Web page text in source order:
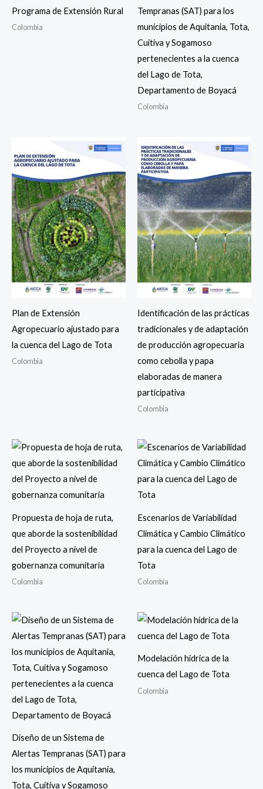
Programa de Extensión Rural
Colombia
Tempranas (SAT) para los
municipios de Aquitania, Tota,
Cuitiva y Sogamoso
pertenecientes a la cuenca
del Lago de Tota,
Departamento de Boyacá
Colombia
Plan de Extensión
Agropecuario ajustado para
la cuenca del Lago de Tota
Colombia
Identificación de las prácticas
tradicionales y de adaptación
de producción agropecuaria
como cebolla y papa
elaboradas de manera
participativa
Colombia
Propuesta de hoja de ruta,
que aborde la sostenibilidad
del Proyecto a nivel de
gobernanza comunitaria
Colombia
Escenarios de Variabilidad
Climática y Cambio Climático
para la cuenca del Lago de
Tota
Colombia
Diseño de un Sistema de
Alertas Tempranas (SAT) para
los municipios de Aquitania,
Tota, Cuitiva y Sogamoso
Modelación hídrica de la
cuenca del Lago de Tota
Colombia